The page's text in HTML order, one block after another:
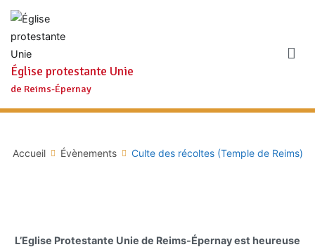
Aller
contenu
Église protestante Unie
de Reims-Épernay
Accueil Évènements Culte des récoltes (Temple de Reims)
L’Eglise Protestante Unie de Reims-Épernay est heureuse